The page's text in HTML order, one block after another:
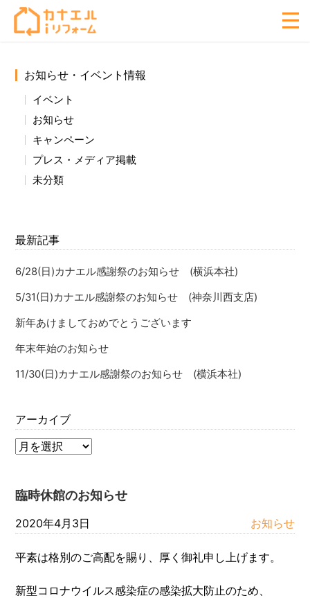
お知らせ・イベント情報
イベント
お知らせ
キャンペーン
プレス・メディア掲載
未分類
最新記事
6/28(日)カナエル感謝祭のお知らせ (横浜本社)
5/31(日)カナエル感謝祭のお知らせ (神奈川西支店)
新年あけましておめでとうございます
年末年始のお知らせ
11/30(日)カナエル感謝祭のお知らせ (横浜本社)
アーカイブ
臨時休館のお知らせ
2020年4月3日 お知らせ
平素は格別のご高配を賜り、厚く御礼申し上げます。
新型コロナウイルス感染症の感染拡大防止のため、